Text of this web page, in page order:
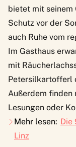
bietet mit seinem
Schutz vor der
auch Ruhe vom
Im Gasthaus
mit
Petersilkartofferl
Außerdem finden
Lesungen oder
Mehr lesen: Die
Linz